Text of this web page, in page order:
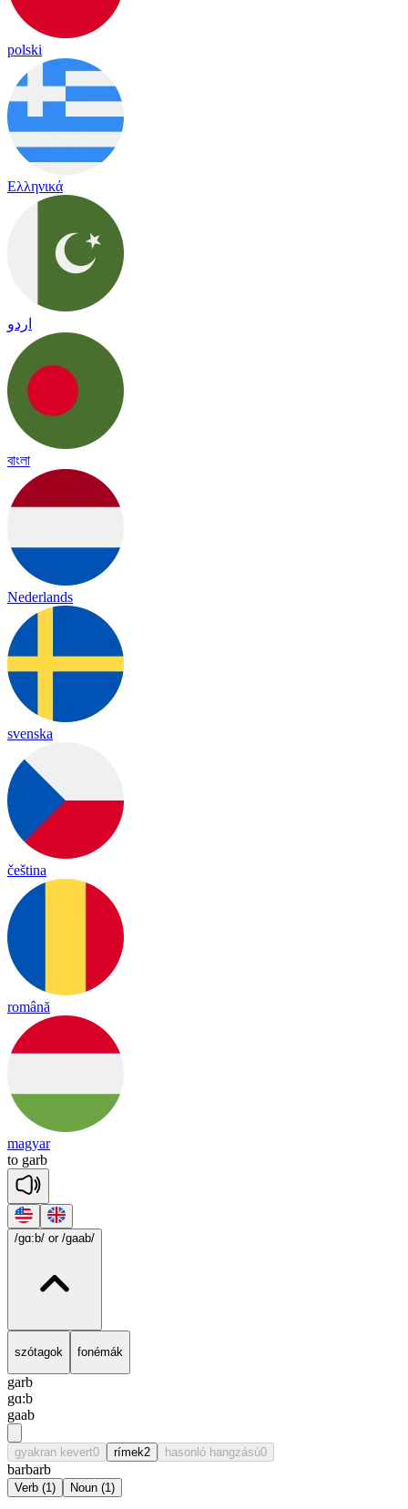
polski
Ελληνικά
اردو
বাংলা
Nederlands
svenska
čeština
română
magyar
to garb
/gɑ:b/ or /gaab/
szótagok fonémák
garb
gɑ:b
gaab
gyakran kevert0 rímek2 hasonló hangzású0
barbarb
Verb (1) Noun (1)